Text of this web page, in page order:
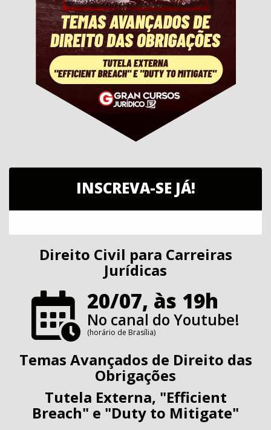
INSCREVA-SE JÁ!
Direito Civil para Carreiras
Jurídicas
20/07, às 19h
No canal do Youtube!
(horário de Brasília)
Temas Avançados de Direito das
Obrigações
Tutela Externa, "Efficient
Breach" e "Duty to Mitigate"